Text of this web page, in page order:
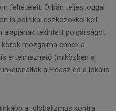
feltételeit. Orbán teljes joggal
is politikai eszközökkel kell
tekintett polgárságot.
mozgalma ennek a
értelmezhető (miközben a
a Fidesz és a lokális
a „globalizmus kontra